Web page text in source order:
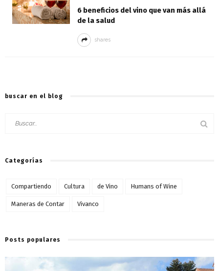
6 beneficios del vino que van más allá
de la salud
shares
buscar en el blog
Categorías
Compartiendo Cultura de Vino Humans of Wine
Maneras de Contar Vivanco
Posts populares